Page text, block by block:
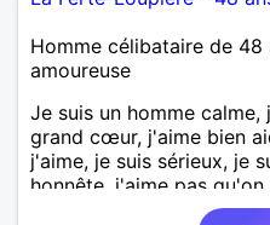
Homme célibataire de
amoureuse
Je suis un homme calme,
grand cœur, j'aime bien
j'aime, je suis sérieux, je
honnête, j'aime pas
pas les mensonges. Je